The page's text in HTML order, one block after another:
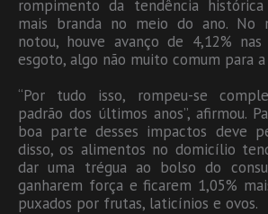
rompimento da tendência
mais branda no meio do ano. No
notou, houve avanço de 4,12%
esgoto, algo não muito comum para a
“Por tudo isso, rompeu-se
padrão dos últimos anos”, afirmou.
boa parte desses impactos deve
disso, os alimentos no domicílio
dar uma trégua ao bolso do
ganharem força e ficarem 1,05%
puxados por frutas, laticínios e ovos.